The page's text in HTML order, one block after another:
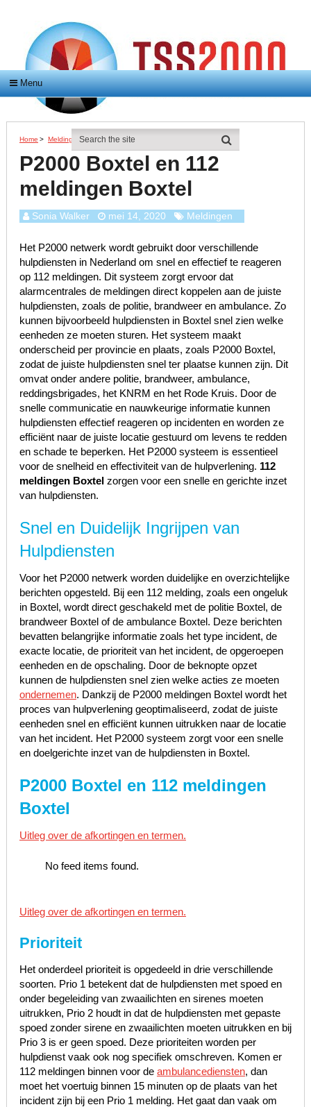
Menu
Home > Meldingen > P2000 Boxtel En 112 Meldingen Boxtel
P2000 Boxtel en 112
meldingen Boxtel
Sonia Walker mei 14, 2020 Meldingen
Het P2000 netwerk wordt gebruikt door verschillende
hulpdiensten in Nederland om snel en effectief te reageren
op 112 meldingen. Dit systeem zorgt ervoor dat
alarmcentrales de meldingen direct koppelen aan de juiste
hulpdiensten, zoals de politie, brandweer en ambulance. Zo
kunnen bijvoorbeeld hulpdiensten in Boxtel snel zien welke
eenheden ze moeten sturen. Het systeem maakt
onderscheid per provincie en plaats, zoals P2000 Boxtel,
zodat de juiste hulpdiensten snel ter plaatse kunnen zijn. Dit
omvat onder andere politie, brandweer, ambulance,
reddingsbrigades, het KNRM en het Rode Kruis. Door de
snelle communicatie en nauwkeurige informatie kunnen
hulpdiensten effectief reageren op incidenten en worden ze
efficiënt naar de juiste locatie gestuurd om levens te redden
en schade te beperken. Het P2000 systeem is essentieel
voor de snelheid en effectiviteit van de hulpverlening. 112
meldingen Boxtel zorgen voor een snelle en gerichte inzet
van hulpdiensten.
Snel en Duidelijk Ingrijpen van
Hulpdiensten
Voor het P2000 netwerk worden duidelijke en overzichtelijke
berichten opgesteld. Bij een 112 melding, zoals een ongeluk
in Boxtel, wordt direct geschakeld met de politie Boxtel, de
brandweer Boxtel of de ambulance Boxtel. Deze berichten
bevatten belangrijke informatie zoals het type incident, de
exacte locatie, de prioriteit van het incident, de opgeroepen
eenheden en de opschaling. Door de beknopte opzet
kunnen de hulpdiensten snel zien welke acties ze moeten
ondernemen. Dankzij de P2000 meldingen Boxtel wordt het
proces van hulpverlening geoptimaliseerd, zodat de juiste
eenheden snel en efficiënt kunnen uitrukken naar de locatie
van het incident. Het P2000 systeem zorgt voor een snelle
en doelgerichte inzet van de hulpdiensten in Boxtel.
P2000 Boxtel en 112 meldingen
Boxtel
Uitleg over de afkortingen en termen.
No feed items found.
Uitleg over de afkortingen en termen.
Prioriteit
Het onderdeel prioriteit is opgedeeld in drie verschillende
soorten. Prio 1 betekent dat de hulpdiensten met spoed en
onder begeleiding van zwaailichten en sirenes moeten
uitrukken, Prio 2 houdt in dat de hulpdiensten met gepaste
spoed zonder sirene en zwaailichten moeten uitrukken en bij
Prio 3 is er geen spoed. Deze prioriteiten worden per
hulpdienst vaak ook nog specifiek omschreven. Komen er
112 meldingen binnen voor de ambulancediensten, dan
moet het voertuig binnen 15 minuten op de plaats van het
incident zijn bij een Prio 1 melding. Het gaat dan vaak om